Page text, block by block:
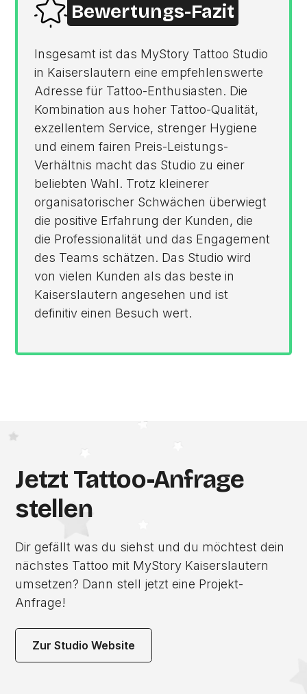
Bewertungs-Fazit
Insgesamt ist das MyStory Tattoo Studio
in Kaiserslautern eine empfehlenswerte
Adresse für Tattoo-Enthusiasten. Die
Kombination aus hoher Tattoo-Qualität,
exzellentem Service, strenger Hygiene
und einem fairen Preis-Leistungs-
Verhältnis macht das Studio zu einer
beliebten Wahl. Trotz kleinerer
organisatorischer Schwächen überwiegt
die positive Erfahrung der Kunden, die
die Professionalität und das Engagement
des Teams schätzen. Das Studio wird
von vielen Kunden als das beste in
Kaiserslautern angesehen und ist
definitiv einen Besuch wert.
Jetzt Tattoo-Anfrage
stellen
Dir gefällt was du siehst und du möchtest dein
nächstes Tattoo mit MyStory Kaiserslautern
umsetzen? Dann stell jetzt eine Projekt-
Anfrage!
Zur Studio Website